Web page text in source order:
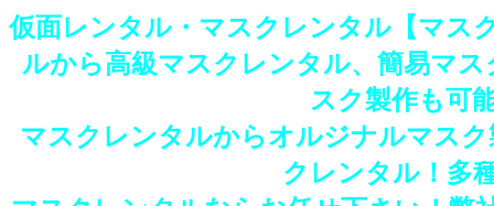
仮面レンタル・マスクレンタル【マス
ルから高級マスクレンタル、簡易マ
スク製作も可
マスクレンタルからオルジナルマス
クレンタル！多